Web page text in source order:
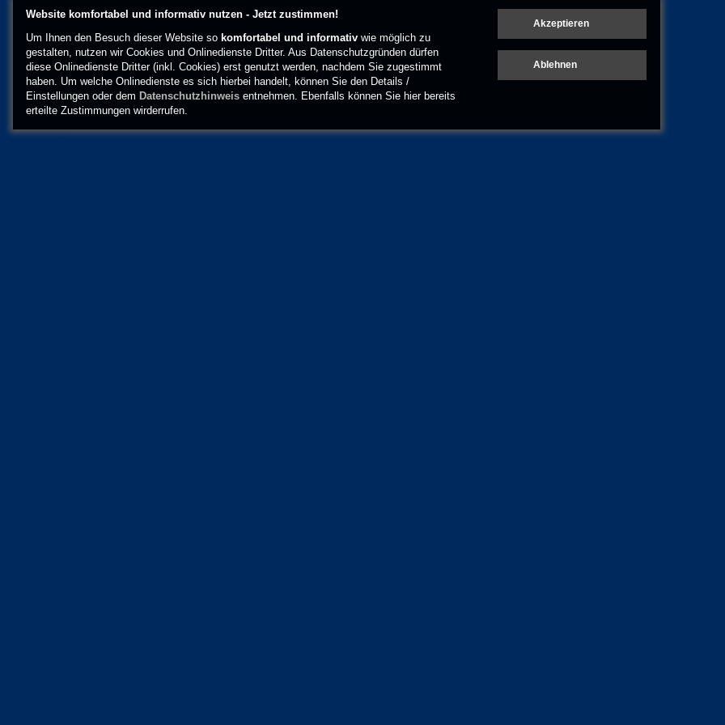
Website komfortabel und informativ nutzen - Jetzt zustimmen!
Um Ihnen den Besuch dieser Website so komfortabel und informativ wie möglich zu
gestalten, nutzen wir Cookies und Onlinedienste Dritter. Aus Datenschutzgründen dürfen
diese Onlinedienste Dritter (inkl. Cookies) erst genutzt werden, nachdem Sie zugestimmt
haben. Um welche Onlinedienste es sich hierbei handelt, können Sie den Details /
Einstellungen oder dem Datenschutzhinweis entnehmen. Ebenfalls können Sie hier bereits
erteilte Zustimmungen wirderrufen.